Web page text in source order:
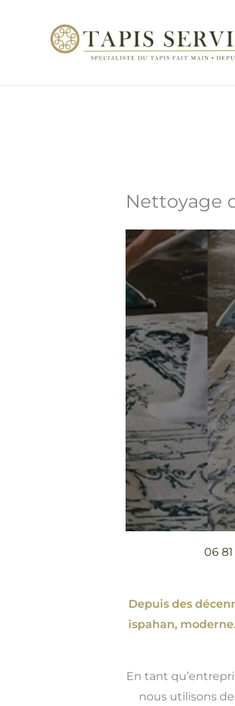
Nettoyage
06 81
Depuis des
ispahan,
En tant
nous utilisons